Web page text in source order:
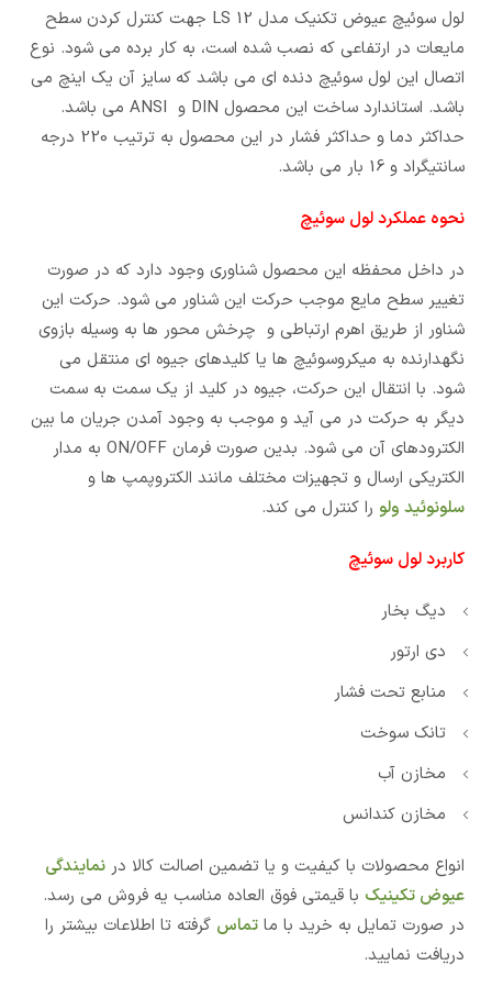
لول سوئیچ عیوض تکنیک مدل LS 12 جهت کنترل کردن سطح
مایعات در ارتفاعی که نصب شده است، به کار برده می شود. نوع
اتصال این لول سوئیچ دنده ای می باشد که سایز آن یک اینچ می
باشد. استاندارد ساخت این محصول DIN و ANSI می باشد.
حداکثر دما و حداکثر فشار در این محصول به ترتیب 220 درجه
سانتیگراد و 16 بار می باشد.
نحوه عملکرد لول سوئیچ
در داخل محفظه این محصول شناوری وجود دارد که در صورت
تغییر سطح مایع موجب حرکت این شناور می شود. حرکت این
شناور از طریق اهرم ارتباطی و چرخش محور ها به وسیله بازوی
نگهدارنده به میکروسوئیچ ها یا کلیدهای جیوه ای منتقل می
شود. با انتقال این حرکت، جیوه در کلید از یک سمت به سمت
دیگر به حرکت در می آید و موجب به وجود آمدن جریان ما بین
الکترودهای آن می شود. بدین صورت فرمان ON/OFF به مدار
الکتریکی ارسال و تجهیزات مختلف مانند الکتروپمپ ها و
سلونوئید ولو را کنترل می کند.
کاربرد لول سوئیچ
دیگ بخار
دی ارتور
منابع تحت فشار
تانک سوخت
مخازن آب
مخازن کندانس
انواع محصولات با کیفیت و یا تضمین اصالت کالا در نمایندگی
عیوض تکینیک با قیمتی فوق العاده مناسب یه فروش می رسد.
در صورت تمایل به خرید با ما تماس گرفته تا اطلاعات بیشتر را
دریافت نمایید.